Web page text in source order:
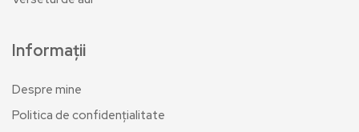
Informații
Despre mine
Politica de confidențialitate